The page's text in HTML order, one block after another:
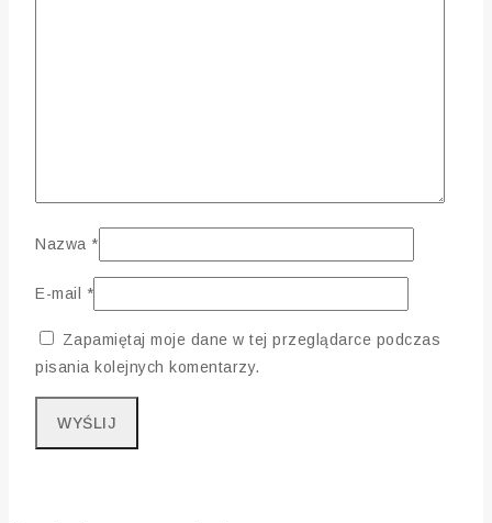
Nazwa *
E-mail *
Zapamiętaj moje dane w tej przeglądarce podczas
pisania kolejnych komentarzy.